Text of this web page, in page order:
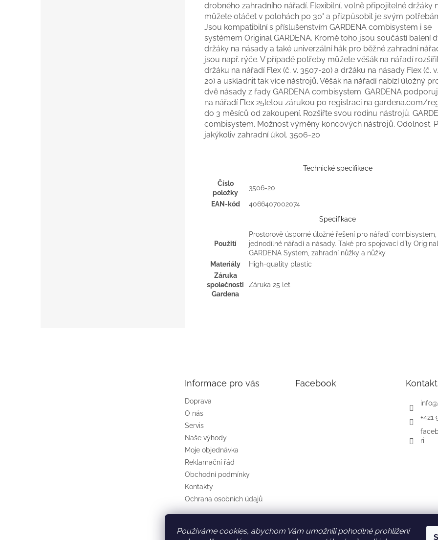
Používáme cookies, abychom Vám umožnili pohodlné prohlížení
drobného zahradního nářadí. Flexibilní, volně připojitelné držáky
můžete otáčet v polohách po 30° a přizpůsobit je svým
Jsou kompatibilní s příslušenstvím GARDENA combisystem i se
systémem Original GARDENA. Kromě toho jsou součástí balení
držáky na násady a také univerzální hák pro běžné zahradní
jsou např. rýče. V případě potřeby můžete věšák na nářadí
držáku na nářadí Flex (č. v. 3507-20) a držáku na násady Flex (č.
20) a uskladnit tak více nástrojů. Věšák na nářadí nabízí úložný
dvě násady z řady GARDENA combisystem. GARDENA
na nářadí Flex 25letou zárukou po registraci na gardena.com/
do 3 měsíců od zakoupení. Rozšiřte svou rodinu nástrojů.
combisystem. Možnost výměny koncových nástrojů. Odolnost.
jakýkoliv zahradní úkol. 3506-20
Technické specifikace
Číslo
položky
3506-20
EAN-kód
4066407002074
Specifikace
Použití
Prostorově úsporné úložné řešení pro nářadí combisystem,
jednodílné nářadí a násady. Také pro spojovací díly Original
GARDENA System, zahradní nůžky a nůžky
Materiály
High-quality plastic
Záruka
společnosti
Gardena
Záruka 25 let
Informace pro vás
Doprava
O nás
Servis
Naše výhody
Moje objednávka
Reklamační řád
Obchodní podmínky
Kontakty
Ochrana osobních údajů
Facebook Kontakt
info@
+421
ri
AT DE